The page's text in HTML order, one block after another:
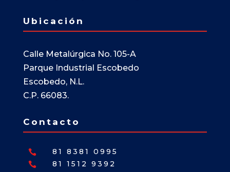
Ubicación
Calle Metalúrgica No. 105-A
Parque Industrial Escobedo
Escobedo, N.L.
C.P. 66083.
Contacto
 81 8381 0995

81 1512 9392